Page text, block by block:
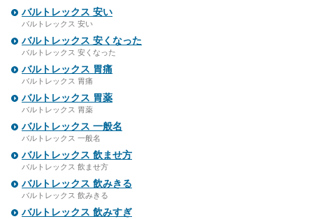
バルトレックス 安い
バルトレックス 安い
バルトレックス 安くなった
バルトレックス 安くなった
バルトレックス 胃痛
バルトレックス 胃痛
バルトレックス 胃薬
バルトレックス 胃薬
バルトレックス 一般名
バルトレックス 一般名
バルトレックス 飲ませ方
バルトレックス 飲ませ方
バルトレックス 飲みきる
バルトレックス 飲みきる
バルトレックス 飲みすぎ